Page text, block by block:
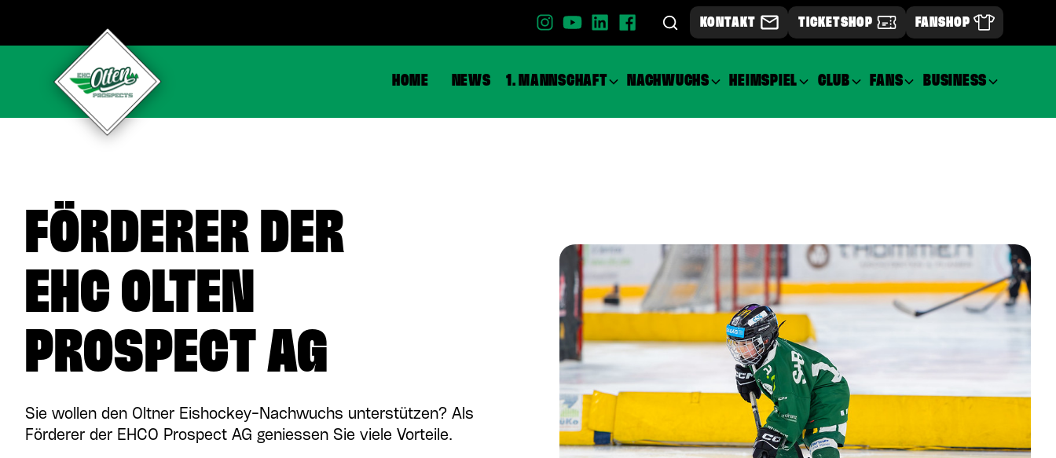
KONTAKT TICKETSHOP FANSHOP
HOME NEWS 1. MANNSCHAFT NACHWUCHS HEIMSPIEL CLUB FANS BUSINESS
FÖRDERER DER
EHC OLTEN
PROSPECT AG
Sie wollen den Oltner Eishockey-Nachwuchs unterstützen? Als
Förderer der EHCO Prospect AG geniessen Sie viele Vorteile.